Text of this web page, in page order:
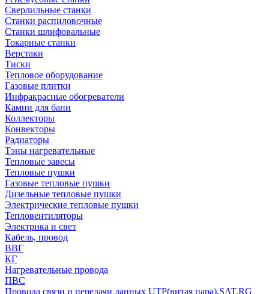
Сверлильные станки
Станки распиловочные
Станки шлифовальные
Токарные станки
Верстаки
Тиски
Тепловое оборудование
Газовые плитки
Инфракрасные обогреватели
Камни для бани
Коллекторы
Конвекторы
Радиаторы
Тэны нагревательные
Тепловые завесы
Тепловые пушки
Газовые тепловые пушки
Дизельные тепловые пушки
Электрические тепловые пушки
Тепловентиляторы
Электрика и свет
Кабель, провод
ВВГ
КГ
Нагревательные провода
ПВС
Провода связи и передачи данных UTP(витая пара),SAT,RG